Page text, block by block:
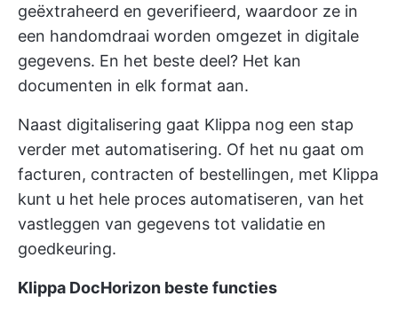
geëxtraheerd en geverifieerd, waardoor ze in
een handomdraai worden omgezet in digitale
gegevens. En het beste deel? Het kan
documenten in elk format aan.
Naast digitalisering gaat Klippa nog een stap
verder met automatisering. Of het nu gaat om
facturen, contracten of bestellingen, met Klippa
kunt u het hele proces automatiseren, van het
vastleggen van gegevens tot validatie en
goedkeuring.
Klippa DocHorizon beste functies